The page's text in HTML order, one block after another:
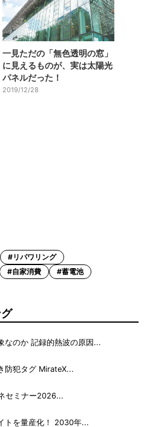
一見ただの「無色透明の窓」
に見えるものが、実は太陽光
パネルだった！
2019/12/28
#リパワリング
#自家消費
#蓄電池
なのか 記録的熱波の原因...
防犯タグ MirateX...
セミナー2026...
トを量産化！ 2030年...